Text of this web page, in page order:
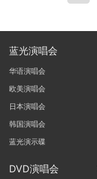
蓝光演唱会
华语演唱会
欧美演唱会
日本演唱会
韩国演唱会
蓝光演示碟
DVD演唱会